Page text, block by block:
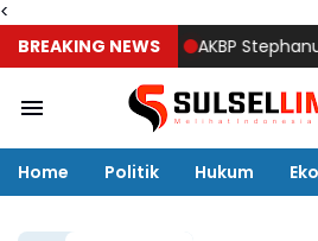
<
BREAKING NEWSAKBP Stephanus
Home Politik Hukum